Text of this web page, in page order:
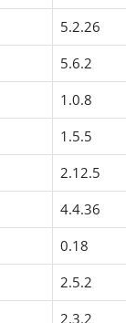
5.2.26
5.6.2
1.0.8
1.5.5
2.12.5
4.4.36
0.18
2.5.2
2.3.2